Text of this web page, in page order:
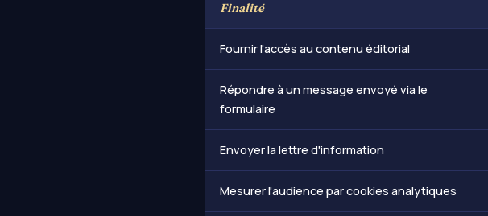
Finalité
Fournir l'accès au contenu éditorial
Répondre à un message envoyé via le
formulaire
Envoyer la lettre d'information
Mesurer l'audience par cookies analytiques